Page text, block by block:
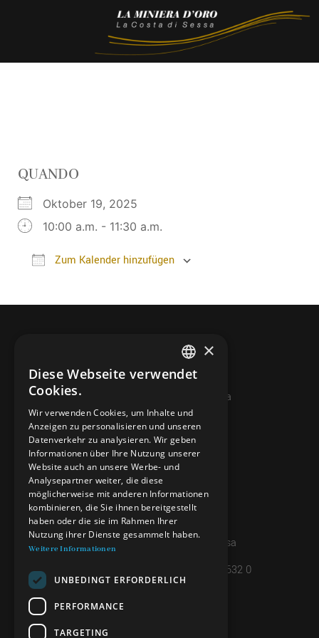
QUANDO
Oktober 19, 2025
10:00 a.m. - 11:30 a.m.
Zum Kalender hinzufügen
© 2026 Miniera d’oro di Sessa
KONTAKTE
info@minieradoro.ch
091 608 11 25
079 127 20 80
Casella postale 7, 6997 Sessa
IBAN: CH45 8080 8004 4238 0632 0
INFORMATIONEN
ITALIAN
GERMAN
ENGLISH
×
Diese Webseite verwendet
Cookies.
Wir verwenden Cookies, um Inhalte und
Anzeigen zu personalisieren und unseren
Datenverkehr zu analysieren. Wir geben
Informationen über Ihre Nutzung unserer
Website auch an unsere Werbe- und
Analysepartner weiter, die diese
möglicherweise mit anderen Informationen
kombinieren, die Sie ihnen bereitgestellt
haben oder die sie im Rahmen Ihrer
Nutzung ihrer Dienste gesammelt haben.
Weitere Informationen
UNBEDINGT ERFORDERLICH
PERFORMANCE
TARGETING